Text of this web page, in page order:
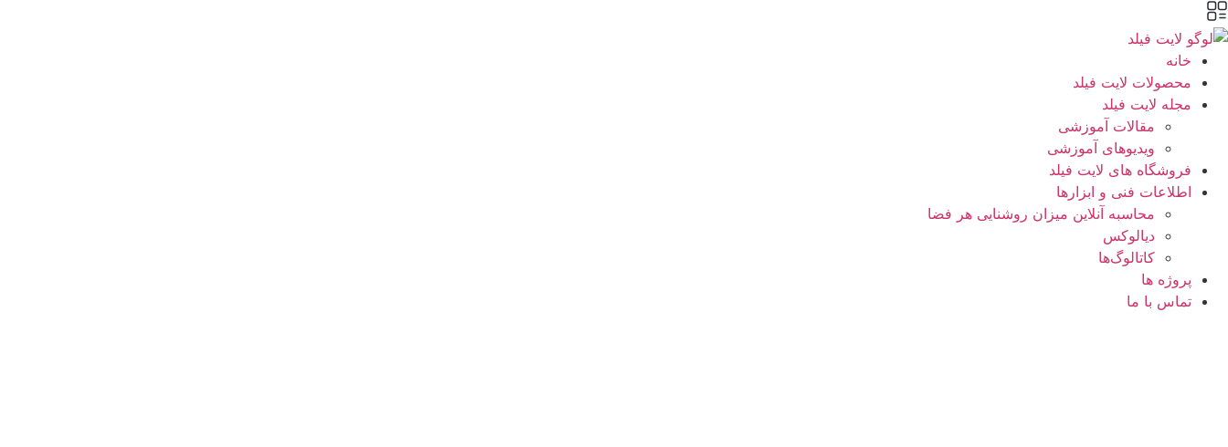
پرش
به
محتوا
خانه
محصولات لایت فیلد
مجله لایت فیلد
مقالات آموزشی
ویدیوهای آموزشی
فروشگاه های لایت فیلد
اطلاعات فنی و ابزارها
محاسبه آنلاین میزان روشنایی هر فضا
دیالوکس
کاتالوگ‌ها
پروژه ها
تماس با ما